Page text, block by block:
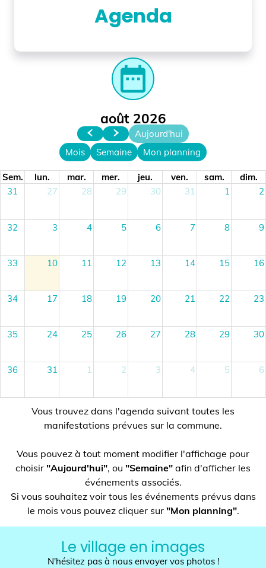
Agenda
date_range
Aujourd'hui
Mois
Semaine Mon planning
août 2026
Sem. lun. mar. mer. jeu. ven. sam.
dim.
31
27 28 29 30 31 1 2
32 3 4 5 6 7 8 9
33 10 11 12 13 14 15 16
34 17 18 19 20 21 22 23
35 24 25 26 27 28 29 30
36 31 1 2 3 4 5 6
Vous trouvez dans l'agenda suivant toutes les
manifestations prévues sur la commune.
Vous pouvez à tout moment modifier l'affichage pour
choisir "Aujourd'hui", ou "Semaine" afin d'afficher les
événements associés.
Si vous souhaitez voir tous les événements prévus dans
le mois vous pouvez cliquer sur"Mon planning".
Le village en images
N'hésitez pas à nous envoyer vos photos !